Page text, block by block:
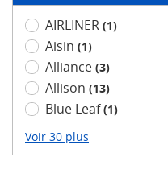
AIRLINER (1)
Aisin (1)
Alliance (3)
Allison (13)
Blue Leaf(1)
Voir 30 plus